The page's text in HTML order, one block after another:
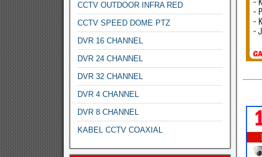
CCTV OUTDOOR INFRA RED
CCTV SPEED DOME PTZ
DVR 16 CHANNEL
DVR 24 CHANNEL
DVR 32 CHANNEL
DVR 4 CHANNEL
DVR 8 CHANNEL
KABEL CCTV COAXIAL